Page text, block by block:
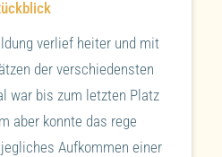
verlief heiter und mit
der verschiedensten
war bis zum letzten Platz
aber konnte das rege
Aufkommen einer